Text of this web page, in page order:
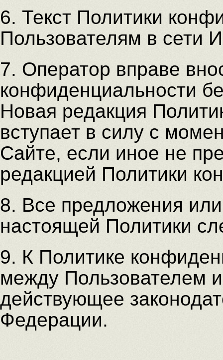
6. Текст Политики
Пользователям в сети
7. Оператор вправе
конфиденциальности
Новая редакция
вступает в силу с
Сайте, если иное не
редакцией Политики
8. Все предложения
настоящей Политики
9. К Политике
между Пользователем
действующее
Федерации.